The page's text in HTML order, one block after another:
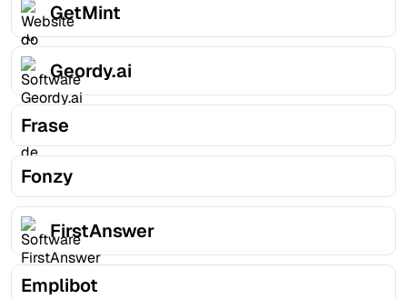
GetMint
Geordy.ai
Frase
Fonzy
FirstAnswer
Emplibot